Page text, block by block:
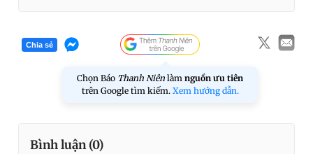
Chia sẻ
Chọn Báo Thanh Niên làm nguồn ưu tiên
trên Google tìm kiếm. Xem hướng dẫn.
Bình luận (0)